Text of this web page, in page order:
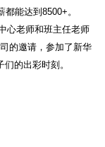
能达到8500+。
心老师和班主任老师
的邀请，参加了新华
的出彩时刻。